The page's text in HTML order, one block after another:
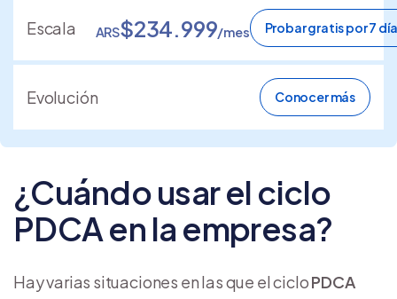
Escala ARS$234.999/mes Probar gratis por 7
Evolución Conocer más
¿Cuándo usar el ciclo
PDCA en la empresa?
Hay varias situaciones en las que el cicloPDCA